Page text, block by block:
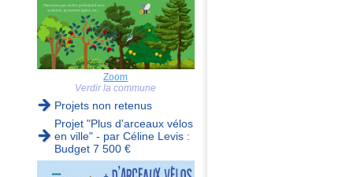
Zoom
Verdir la commune
Projets non retenus
Projet "Plus d'arceaux vélos
en ville" - par Céline Levis :
Budget 7 500 €